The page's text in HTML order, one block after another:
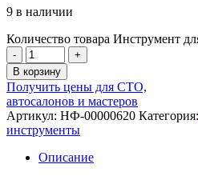
9 в наличии
Количество товара Инструмент
-
+
В корзину
Получить цены для СТО,
автосалонов и мастеров
Артикул: НФ-00000620 Категория:
инструменты
Описание